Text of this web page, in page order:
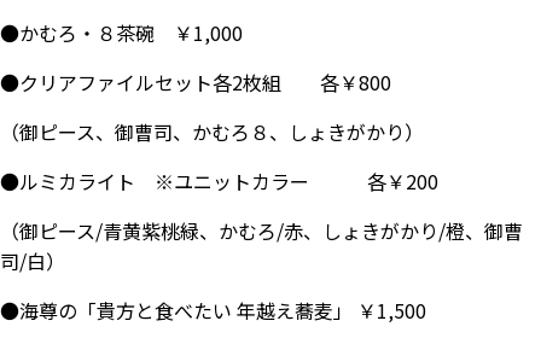
●かむろ・８茶碗 ￥1,000
●クリアファイルセット各2枚組 各￥800
（御ピース、御曹司、かむろ８、しょきがかり）
●ルミカライト ※ユニットカラー 各￥200
（御ピース/青黄紫桃緑、かむろ/赤、しょきがかり/橙、御曹
司/白）
●海尊の「貴方と食べたい 年越え蕎麦」 ￥1,500